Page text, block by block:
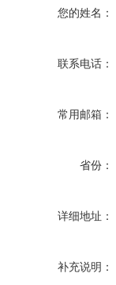
您的姓名：
联系电话：
常用邮箱：
省份：
详细地址：
补充说明：